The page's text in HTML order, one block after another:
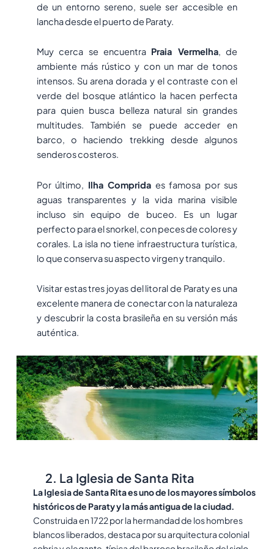
de un entorno sereno, suele ser accesible en
lancha desde el puerto de Paraty.
Muy cerca se encuentra Praia Vermelha, de
ambiente más rústico y con un mar de tonos
intensos. Su arena dorada y el contraste con el
verde del bosque atlántico la hacen perfecta
para quien busca belleza natural sin grandes
multitudes. También se puede acceder en
barco, o haciendo trekking desde algunos
senderos costeros.
Por último, Ilha Comprida es famosa por sus
aguas transparentes y la vida marina visible
incluso sin equipo de buceo. Es un lugar
perfecto para el snorkel, con peces de colores y
corales. La isla no tiene infraestructura turística,
lo que conserva su aspecto virgen y tranquilo.
Visitar estas tres joyas del litoral de Paraty es una
excelente manera de conectar con la naturaleza
y descubrir la costa brasileña en su versión más
auténtica.
2. La Iglesia de Santa Rita
La Iglesia de Santa Rita es uno de los mayores símbolos
históricos de Paraty y la más antigua de la ciudad.
Construida en 1722 por la hermandad de los hombres
blancos liberados, destaca por su arquitectura colonial